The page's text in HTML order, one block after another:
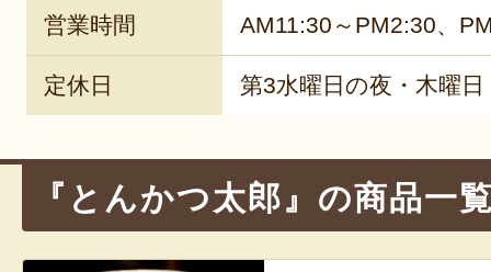
営業時間 AM11:30～PM2:30、
定休日 第3水曜日の夜・木曜日
『とんかつ太郎』の商品一